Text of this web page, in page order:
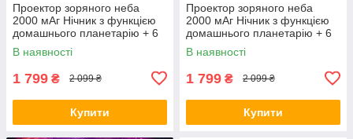
Проектор зоряного неба
2000 мАг Нічник з функцією
домашнього планетарію + 6
проекційних плівок 2000 мАг
Білий
В наявності
1 799 ₴ 2 099 ₴
Купити
Проектор зоряного неба
2000 мАг Нічник з функцією
домашнього планетарію + 6
проекційних плівок Чорний
В наявності
1 799 ₴ 2 099 ₴
Купити